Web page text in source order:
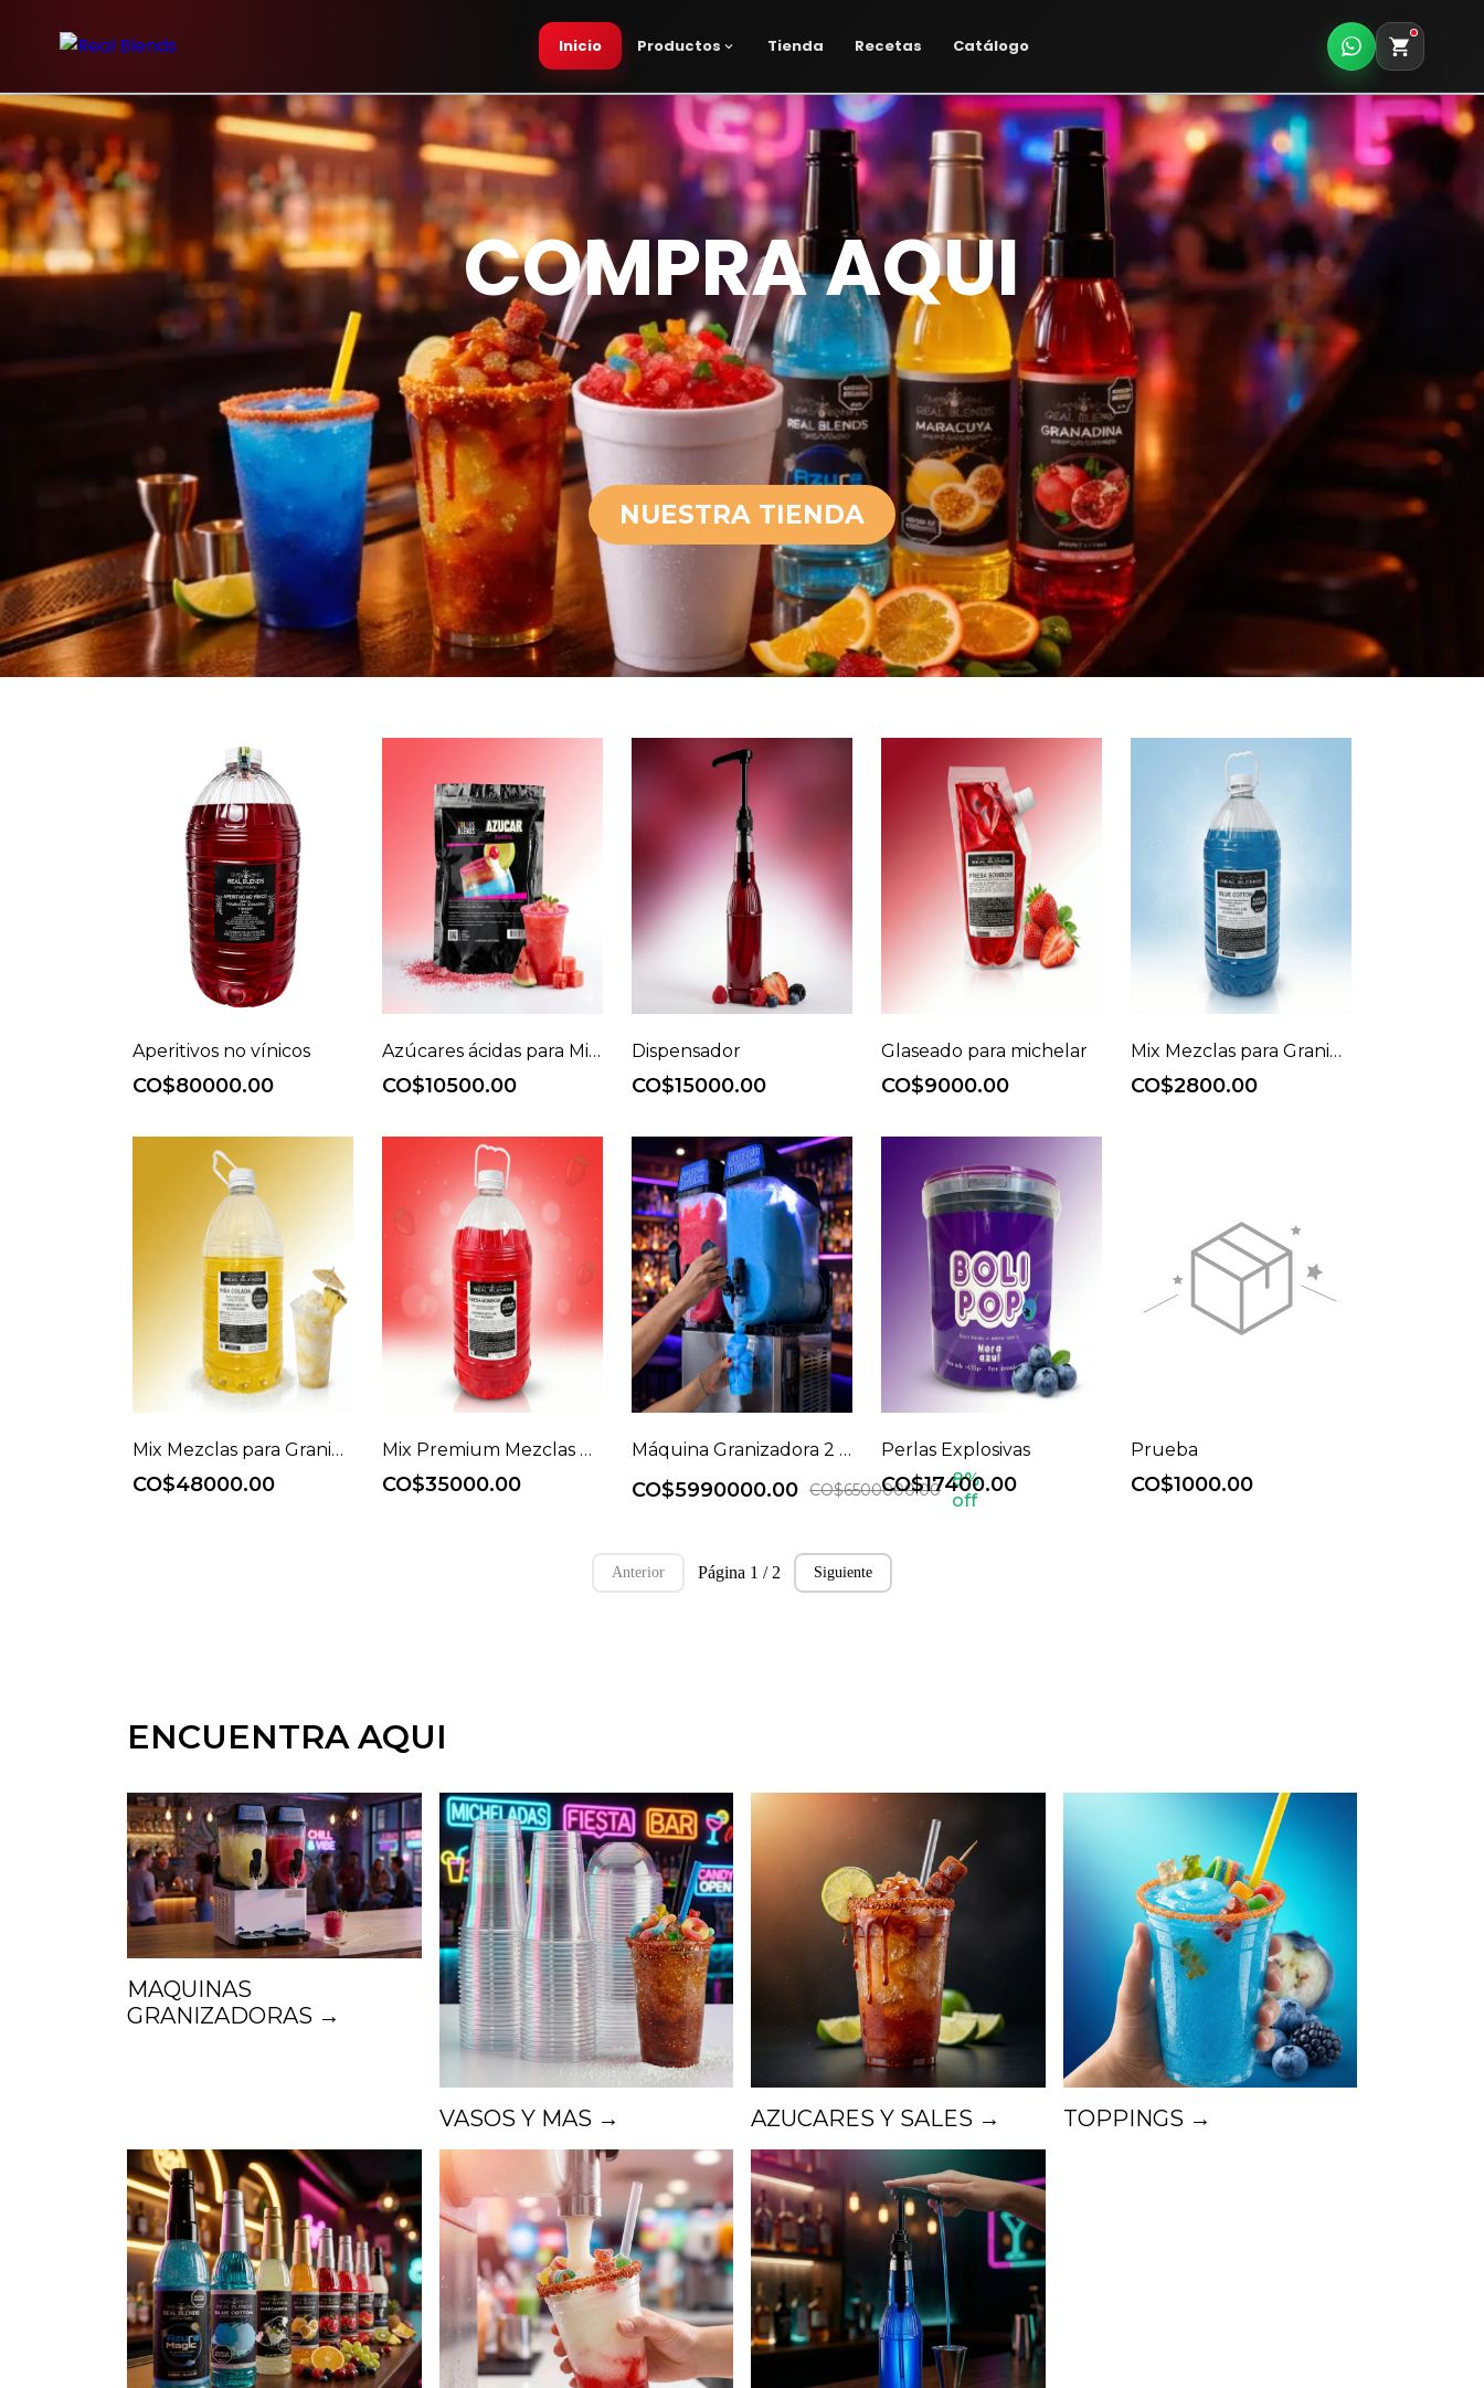
Inicio Productos Tienda Recetas Catálogo
COMPRA AQUI
NUESTRA TIENDA
Aperitivos no vínicos
CO$80000.00
Azúcares ácidas para Michelar 250g
CO$10500.00
Dispensador
CO$15000.00
Glaseado para michelar
CO$9000.00
Mix Mezclas para Granizar 6L
CO$2800.00
Mix Mezclas para Granizar Cremoso
CO$48000.00
Mix Premium Mezclas para Granizar 5.48L
CO$35000.00
Máquina Granizadora 2 Tanques x 12 litros
CO$5990000.00 CO$6500000.00 8%
off
Perlas Explosivas
CO$17400.00
Prueba
CO$1000.00
Anterior Página 1 / 2 Siguiente
ENCUENTRA AQUI
MAQUINAS
GRANIZADORAS →
VASOS Y MAS → AZUCARES Y SALES → TOPPINGS →